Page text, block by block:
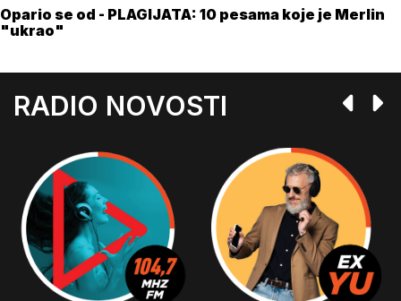
Opario se od - PLAGIJATA: 10 pesama koje je Merlin
"ukrao"
RADIO NOVOSTI